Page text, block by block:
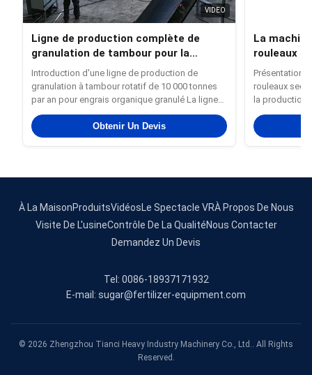
VIDEO
Ligne de production complète de
granulation de tambour pour la
granulation d'engrais organiques avec
une capacité annuelle de 10 000
tonnes
Introduction d'une ligne de production de
granulation à tambour rotatif de 10 000 tonnes
par an pour engrais organique granulé La ligne
de production d'engrais organique granulé de
10 000 tonnes/an est une ligne de production
standardisée et automatisée conçue pour les
Obtenir Un Devis
La
rouleaux
de base
de sel de
Présentation
rouleaux
la production
utilisent une
fermée, très
À La MaisonProduitsVidéosLe Spectacle VRÀ Propos De Nous
Visite De L'usineContrôle De La QualitéNous Contacter
Demandez Un Devis
Tel: 0086-18937171932
E-mail: sugar@fertilizer-equipment.com
© 2026 Zhengzhou Tianci Heavy Industry Machinery Co., Ltd.. All Rights
Reserved.